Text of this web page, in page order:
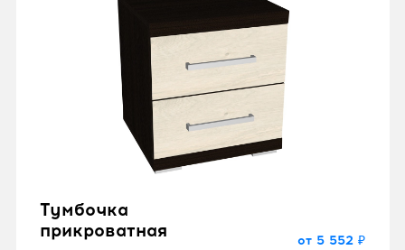
Тумбочка
прикроватная
от 5 552 ₽